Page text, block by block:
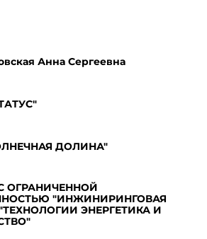
Анна Сергеевна
ДОЛИНА"
ОГРАНИЧЕННОЙ
"ИНЖИНИРИНГОВАЯ
ЭНЕРГЕТИКА И